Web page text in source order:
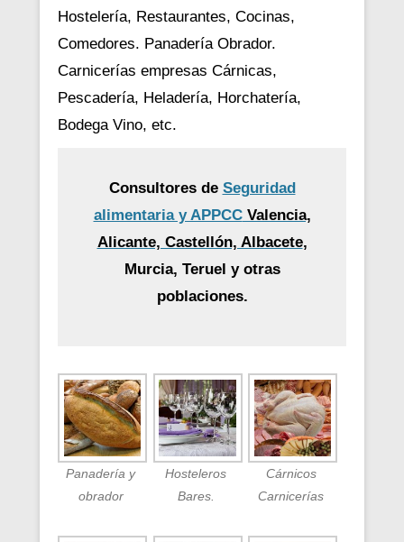
Hostelería, Restaurantes, Cocinas,
Comedores. Panadería Obrador.
Carnicerías empresas Cárnicas,
Pescadería, Heladería, Horchatería,
Bodega Vino, etc.
Consultores de Seguridad
alimentaria y APPCCValencia,
Alicante, Castellón, Albacete,
Murcia, Teruel y otras
poblaciones.
Panadería y
obrador
Hosteleros
Bares.
Cárnicos
Carnicerías